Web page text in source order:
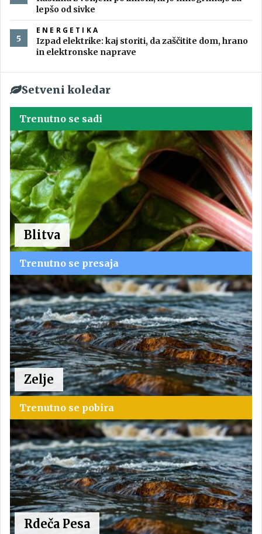
lepšo od sivke
ENERGETIKA
Izpad elektrike: kaj storiti, da zaščitite dom, hrano
in elektronske naprave
Setveni koledar
Trenutno se sadi
Blitva
Trenutno se presaja
Zelje
Trenutno se pobira
Rdeča Pesa